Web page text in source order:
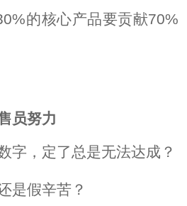
的核心产品要贡献70%
员努力
字，定了总是无法达成？
是假辛苦？